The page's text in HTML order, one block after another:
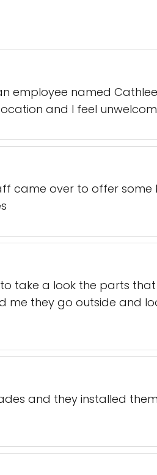
employee named
and I feel
came over to offer some
take a look the parts
me they go outside and
and they installed